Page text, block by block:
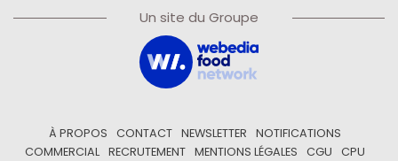
Un site du Groupe
À PROPOS CONTACT NEWSLETTER
NOTIFICATIONS
COMMERCIAL
RECRUTEMENT MENTIONS LÉGALES CGU CPU